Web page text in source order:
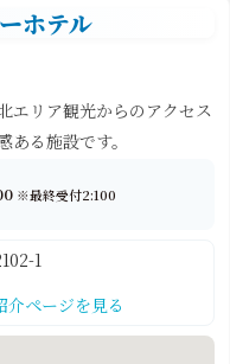
ホテル
エリア観光からのアクセス
る施設です。
※最終受付2:100
1
介ページを見る